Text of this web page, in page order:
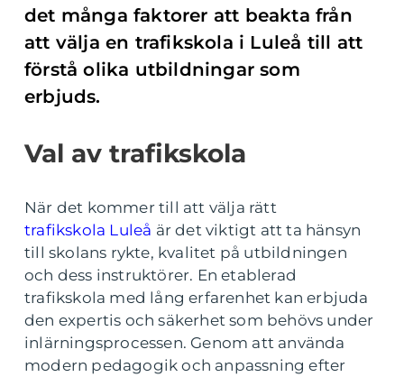
det många faktorer att beakta från
att välja en trafikskola i Luleå till att
förstå olika utbildningar som
erbjuds.
Val av trafikskola
När det kommer till att välja rätt
trafikskola Luleå är det viktigt att ta hänsyn
till skolans rykte, kvalitet på utbildningen
och dess instruktörer. En etablerad
trafikskola med lång erfarenhet kan erbjuda
den expertis och säkerhet som behövs under
inlärningsprocessen. Genom att använda
modern pedagogik och anpassning efter